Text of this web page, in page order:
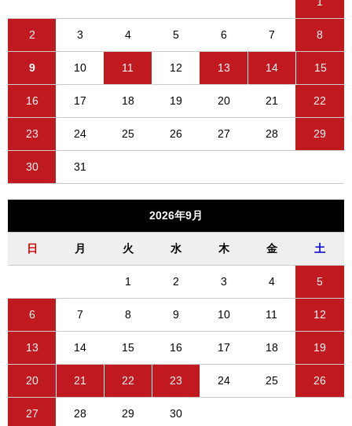
2 3 4 5 6 7 8
9 10 11 12 13 14 15
16 17 18 19 20 21 22
23 24 25 26 27 28 29
30 31
2026年9月
日 月 火 水 木 金 土
1 2 3 4 5
6 7 8 9 10 11 12
13 14 15 16 17 18 19
20 21 22 23 24 25 26
27 28 29 30